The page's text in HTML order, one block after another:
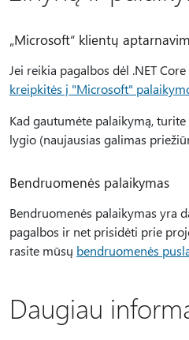
„Microsoft“ klientų
Jei reikia pagalbos dėl .NET
kreipkitės į "Microsoft"
Kad gautumėte palaikymą,
lygio (naujausias galimas
Bendruomenės palaikymas
Bendruomenės palaikymas yra
pagalbos ir net prisidėti prie
rasite mūsų bendruomenės
Daugiau